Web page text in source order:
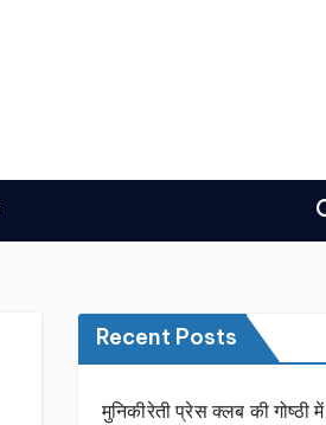
Recent Posts
मुनिकीरेती प्रेस क्लब की गोष्ठी में